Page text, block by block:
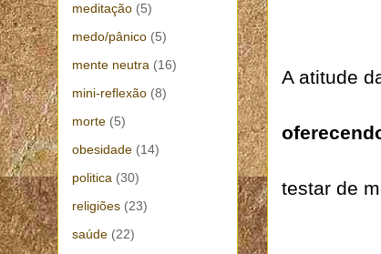
A atitude
testar de
meditação (5)
medo/pânico (5)
mente neutra (16)
mini-reflexão (8)
morte (5)
obesidade (14)
politica (30)
religiões (23)
saúde (22)